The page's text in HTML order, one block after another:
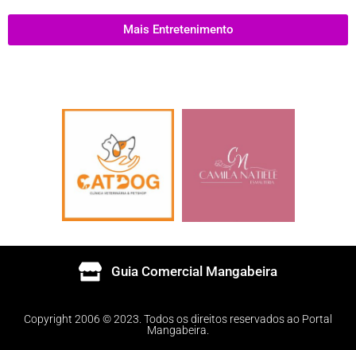
Mais Entretenimento
Guia Comercial Mangabeira
Copyright 2006 © 2023. Todos os direitos reservados ao Portal
Mangabeira.